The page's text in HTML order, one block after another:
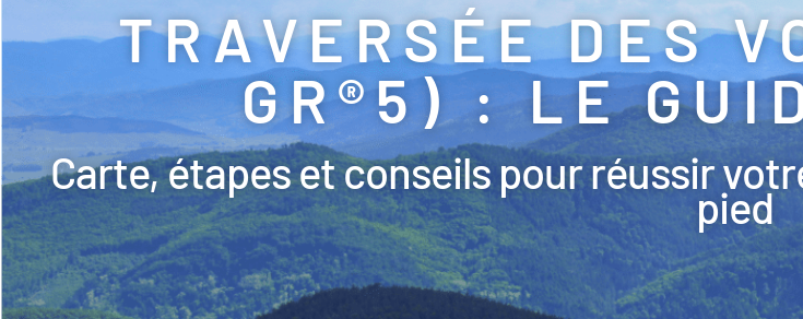
TRAVERSÉE DES
GR®5) : LE
Carte, étapes et conseils pour réussir
pied